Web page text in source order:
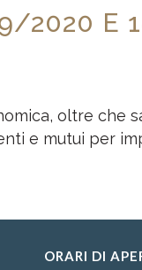
2020 E
oltre che
e mutui per
ORARI DI